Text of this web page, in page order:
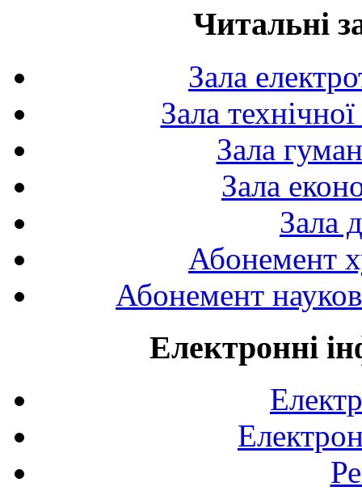
Читальні
Зала
Зала
Зала
Зала
Зала
Абонемент
Абонемент
Електронні